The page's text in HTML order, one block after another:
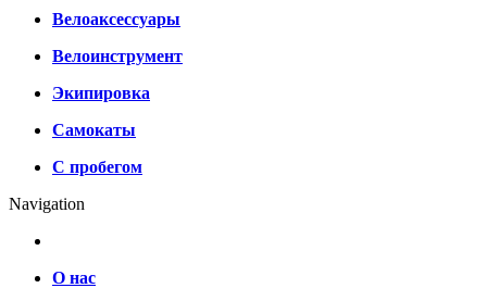
Велоаксессуары
Велоинструмент
Экипировка
Самокаты
С пробегом
Navigation
О нас